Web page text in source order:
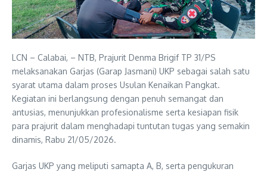
LCN – Calabai, – NTB, Prajurit Denma Brigif TP 31/PS
melaksanakan Garjas (Garap Jasmani) UKP sebagai salah satu
syarat utama dalam proses Usulan Kenaikan Pangkat.
Kegiatan ini berlangsung dengan penuh semangat dan
antusias, menunjukkan profesionalisme serta kesiapan fisik
para prajurit dalam menghadapi tuntutan tugas yang semakin
dinamis, Rabu 21/05/2026.
Garjas UKP yang meliputi samapta A, B, serta pengukuran